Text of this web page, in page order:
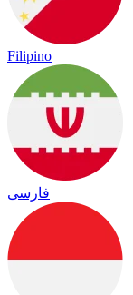
Filipino
فارسی